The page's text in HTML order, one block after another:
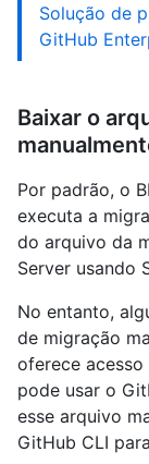
Solução de
GitHub
Baixar o
Por padrão, o
executa a
do arquivo da
Server usando
No entanto,
de migração
oferece acesso
pode usar o
esse arquivo
GitHub CLI